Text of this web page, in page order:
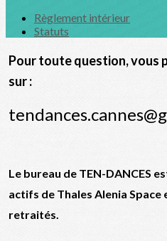
Règlement intérieur
Statuts
Pour toute question, vous
sur :
Le bureau de TEN-DANCES
actifs de Thales Alenia
retraités.